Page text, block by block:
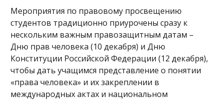
Мероприятия по правовому просвещению
студентов традиционно приурочены сразу к
нескольким важным правозащитным датам –
Дню прав человека (10 декабря) и Дню
Конституции Российской Федерации (12 декабря),
чтобы дать учащимся представление о понятии
«права человека» и их закреплении в
международных актах и национальном